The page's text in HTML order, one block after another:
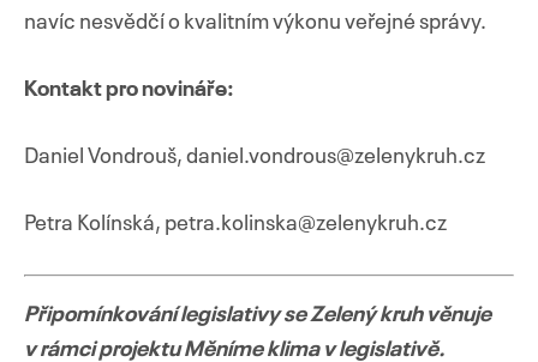
navíc nesvědčí o kvalitním výkonu veřejné správy.
Kontakt pro novináře:
Daniel Vondrouš, daniel.vondrous@zelenykruh.cz
Petra Kolínská, petra.kolinska@zelenykruh.cz
Připomínkování legislativy se Zelený kruh věnuje
v rámci projektu Měníme klima v legislativě.